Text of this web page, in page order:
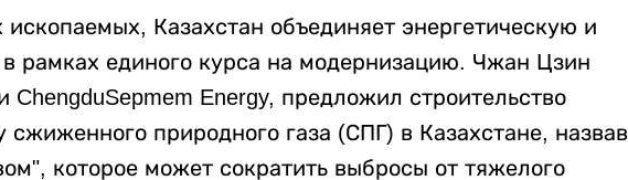
Казахстан объединяет энергетическую и
рамках единого курса на модернизацию. Чжан Цзин
ChengduSepmem Energy, предложил строительство
сжиженного природного газа (СПГ) в Казахстане, назвав
которое может сократить выбросы от тяжелого